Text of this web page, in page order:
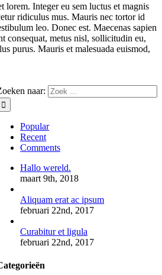
lorem. Integer eu sem luctus et magnis
ridiculus mus. Mauris nec tortor id
leo. Donec est. Maecenas sapien
consequat, metus nisl, sollicitudin eu,
purus. Mauris et malesuada euismod,
naar:
Popular
Recent
Comments
Hallo wereld.
maart 9th, 2018
Aliquam erat ac ipsum
februari 22nd, 2017
Curabitur et ligula
februari 22nd, 2017